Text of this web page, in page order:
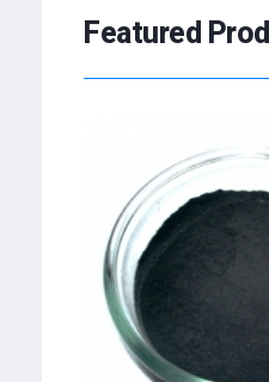
Featured